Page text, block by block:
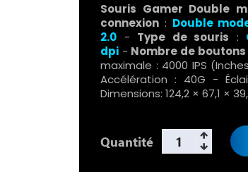
Souris Gamer Double
connexion : Double
2.0 - Type de souris :
dpi - Nombre de boutons
maximale : 4000 IPS
Accélération : 40G -
Dimensions: 124,2 × 67,1 ×
Quantité